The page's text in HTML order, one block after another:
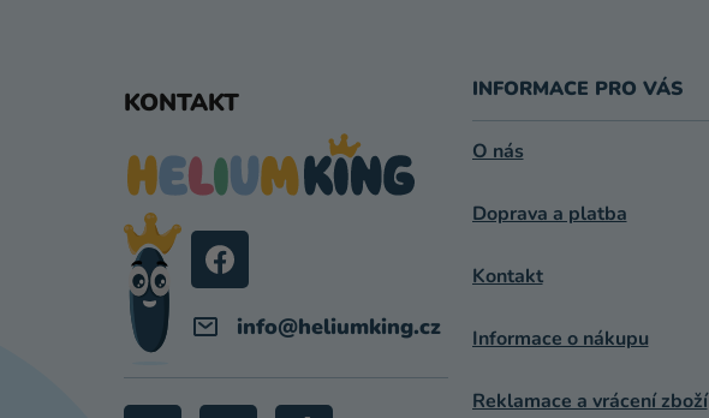
KONTAKT
info@heliumking.cz
INFORMACE PRO VÁS
O nás
Doprava a platba
Kontakt
Informace o nákupu
Reklamace a vrácení zboží